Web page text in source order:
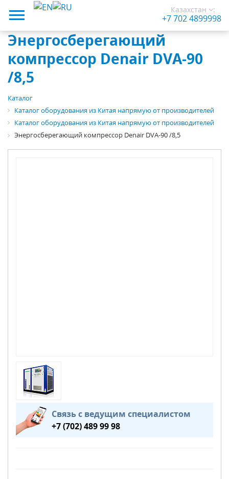
Казахстан
+7 702 4899998
:
Энергосберегающий
компрессор Denair DVA-90
/8,5
Каталог
Каталог оборудования из Китая напрямую от производителей
Каталог оборудования из Китая напрямую от производителей
Энергосберегающий компрессор Denair DVA-90 /8,5
Связь с ведущим специалистом
+7 (702) 489 99 98